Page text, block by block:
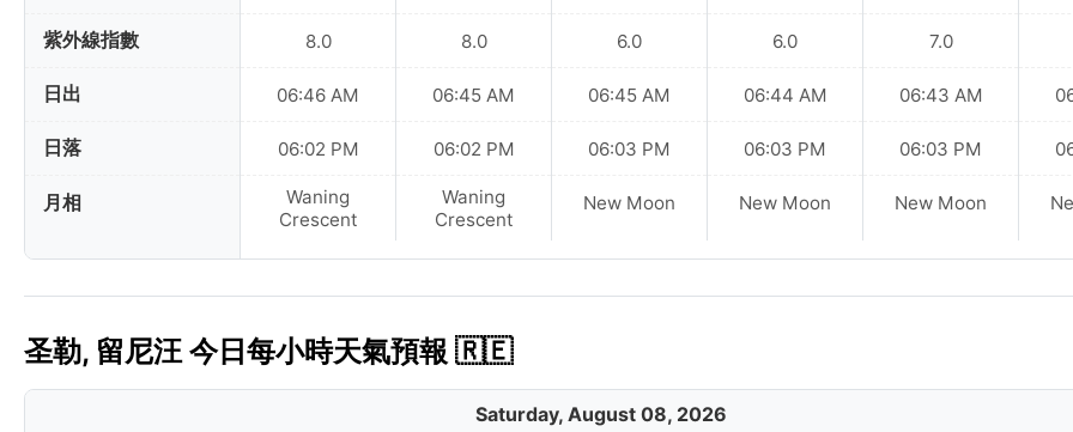
紫外線指數
日出
日落
月相
8.0
06:46 AM
06:02 PM
Waning
Crescent
8.0
06:45 AM
06:02 PM
Waning
Crescent
6.0
06:45 AM
06:03 PM
New Moon
6.0
06:44 AM
06:03 PM
New Moon
7.0
06:43 AM
06:03 PM
New Moon
圣勒, 留尼汪 今日每小時天氣預報 🇷🇪
Saturday, August 08, 2026